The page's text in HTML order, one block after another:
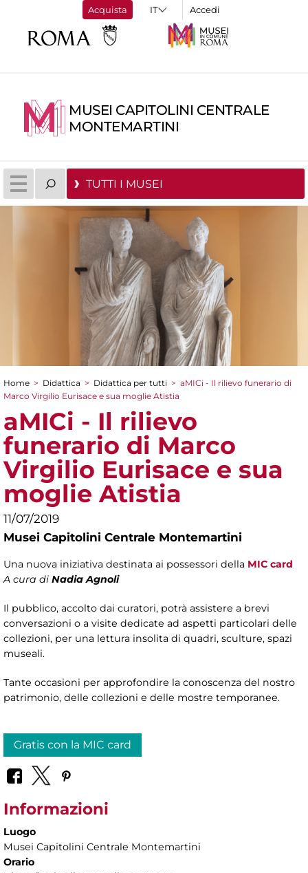
Acquista Accedi
MUSEI CAPITOLINI CENTRALE
MONTEMARTINI
TUTTI I MUSEI
Tu sei qui
Home > Didattica > Didattica per tutti > aMICi - Il rilievo funerario di
Marco Virgilio Eurisace e sua moglie Atistia
aMICi - Il rilievo
funerario di Marco
Virgilio Eurisace e sua
moglie Atistia
11/07/2019
Musei Capitolini Centrale Montemartini
Una nuova iniziativa destinata ai possessori della MIC card
A cura di Nadia Agnoli
Il pubblico, accolto dai curatori, potrà assistere a brevi
conversazioni o a visite dedicate ad aspetti particolari delle
collezioni, per una lettura insolita di quadri, sculture, spazi
museali.
Tante occasioni per approfondire la conoscenza del nostro
patrimonio, delle collezioni e delle mostre temporanee.
Gratis con la MIC card
Informazioni
Luogo
Musei Capitolini Centrale Montemartini
Orario